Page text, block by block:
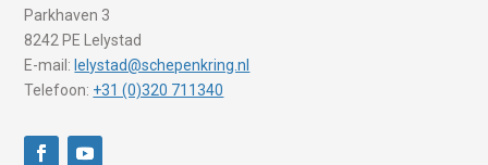
Parkhaven 3
8242 PE Lelystad
E-mail: lelystad@schepenkring.nl
Telefoon: +31 (0)320 711340